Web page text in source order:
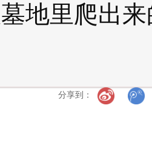
地里爬出
分享到：